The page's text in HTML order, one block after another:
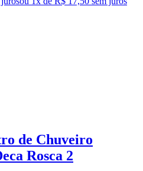
de Chuveiro
Rosca 2